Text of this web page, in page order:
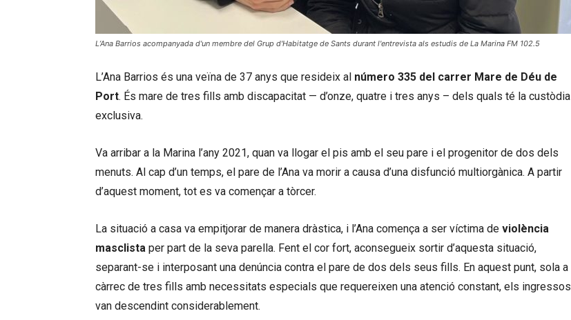
L’Ana Barrios acompanyada d'un membre del Grup d'Habitatge de Sants durant l'entrevista als estudis de La Marina FM 102.5
L’Ana Barrios és una veïna de 37 anys que resideix al número 335 del carrer Mare de Déu de
Port. És mare de tres fills amb discapacitat — d’onze, quatre i tres anys – dels quals té la custòdia
exclusiva.
Va arribar a la Marina l’any 2021, quan va llogar el pis amb el seu pare i el progenitor de dos dels
menuts. Al cap d’un temps, el pare de l’Ana va morir a causa d’una disfunció multiorgànica. A partir
d’aquest moment, tot es va començar a tòrcer.
La situació a casa va empitjorar de manera dràstica, i l’Ana comença a ser víctima de violència
masclista per part de la seva parella. Fent el cor fort, aconsegueix sortir d’aquesta situació,
separant-se i interposant una denúncia contra el pare de dos dels seus fills. En aquest punt, sola a
càrrec de tres fills amb necessitats especials que requereixen una atenció constant, els ingressos
van descendint considerablement.